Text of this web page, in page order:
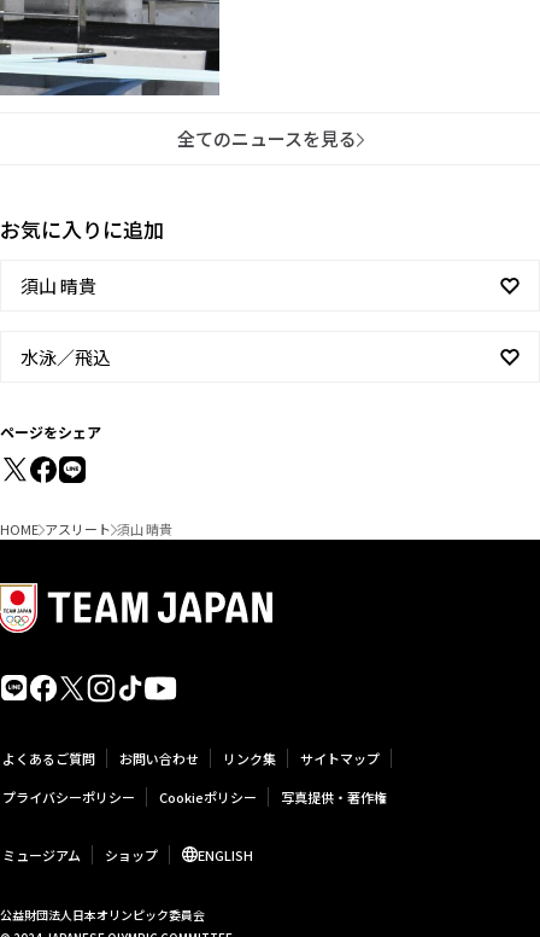
全てのニュースを見る
お気に入りに追加
須山 晴貴
水泳／飛込
ページをシェア
HOME アスリート 須山 晴貴
よくあるご質問 お問い合わせ リンク集
サイトマップ
プライバシーポリシー
Cookieポリシー 写真提供・著作権
ミュージアム ショップ ENGLISH
公益財団法人日本オリンピック委員会